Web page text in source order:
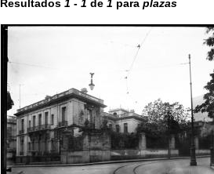
Resultados 1 - 1 de 1 para plazas